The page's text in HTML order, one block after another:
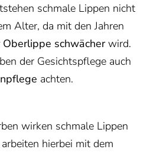
schmale Lippen nicht
Alter, da mit den Jahren
schwächerwird.
der Gesichtspflege auch
achten.
wirken schmale Lippen
hierbei mit dem